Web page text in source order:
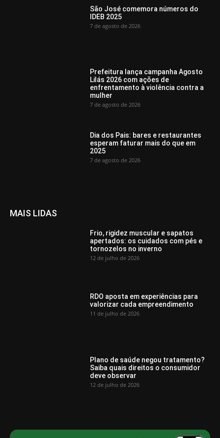
São José comemora números do
IDEB 2025
7 de agosto de 2026
Prefeitura lança campanha Agosto
Lilás 2026 com ações de
enfrentamento à violência contra a
mulher
7 de agosto de 2026
Dia dos Pais: bares e restaurantes
esperam faturar mais do que em
2025
7 de agosto de 2026
MAIS LIDAS
Frio, rigidez muscular e sapatos
apertados: os cuidados com pés e
tornozelos no inverno
12 de julho de 2026
RDO aposta em experiências para
valorizar cada empreendimento
11 de julho de 2026
Plano de saúde negou tratamento?
Saiba quais direitos o consumidor
deve observar
12 de julho de 2026